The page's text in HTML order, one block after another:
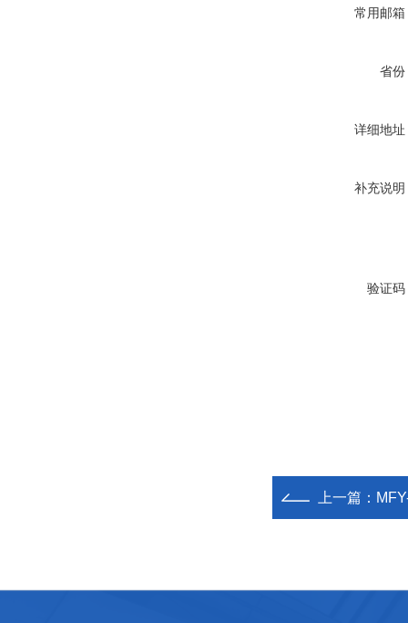
常用邮箱
省份
详细地址
补充说明
验证码
上一篇：